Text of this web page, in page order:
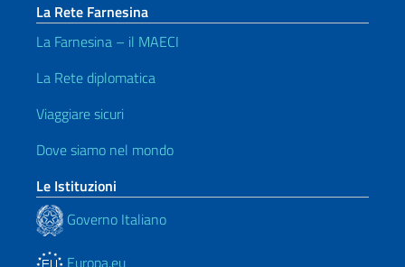
La Rete Farnesina
La Farnesina – il MAECI
La Rete diplomatica
Viaggiare sicuri
Dove siamo nel mondo
Le Istituzioni
Governo Italiano
Europa.eu